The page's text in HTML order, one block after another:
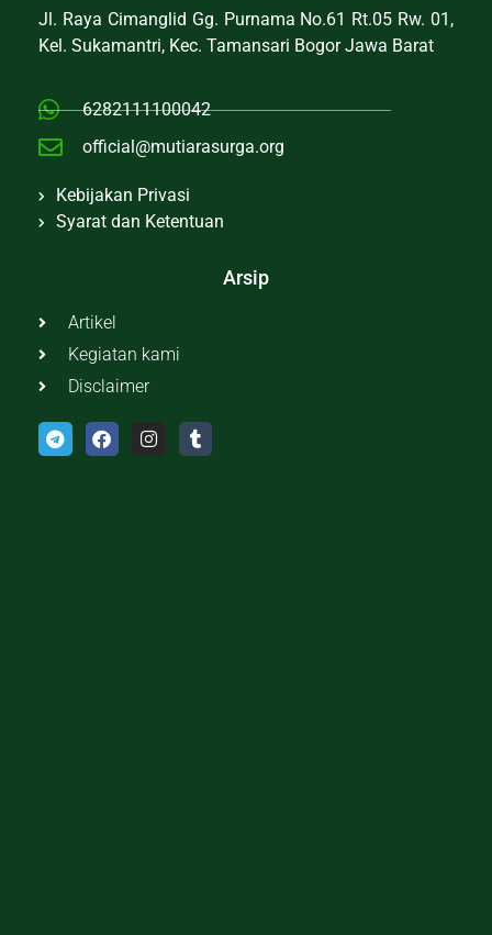
Jl. Raya Cimanglid Gg. Purnama No.61 Rt.05 Rw. 01,
Kel. Sukamantri, Kec. Tamansari Bogor Jawa Barat
6282111100042
official@mutiarasurga.org
Kebijakan Privasi
Syarat dan Ketentuan
Arsip
Artikel
Kegiatan kami
Disclaimer